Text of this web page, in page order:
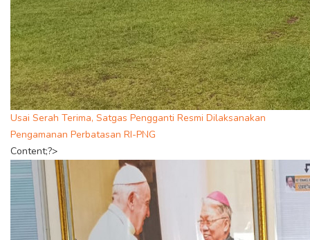
Usai Serah Terima, Satgas Pengganti Resmi Dilaksanakan
Pengamanan Perbatasan RI-PNG
Content;?>